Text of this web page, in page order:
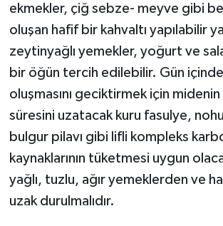
ekmekler, çiğ sebze- meyve gibi
oluşan hafif bir kahvaltı yapılabilir
zeytinyağlı yemekler, yoğurt ve
bir öğün tercih edilebilir. Gün içinde
oluşmasını geciktirmek için
süresini uzatacak kuru fasulye,
bulgur pilavı gibi lifli kompleks
kaynaklarının tüketmesi uygun
yağlı, tuzlu, ağır yemeklerden ve
uzak durulmalıdır.